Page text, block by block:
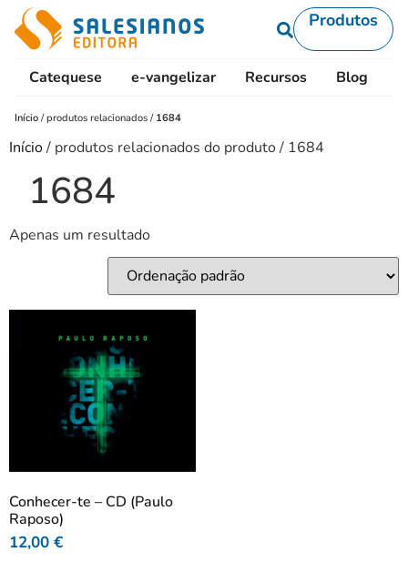
Produtos
Catequese e-vangelizar Recursos Blog
Início /produtos relacionados / 1684
Início/ produtos relacionados do produto / 1684
1684
Apenas um resultado
Conhecer-te – CD (Paulo
Raposo)
12,00 €